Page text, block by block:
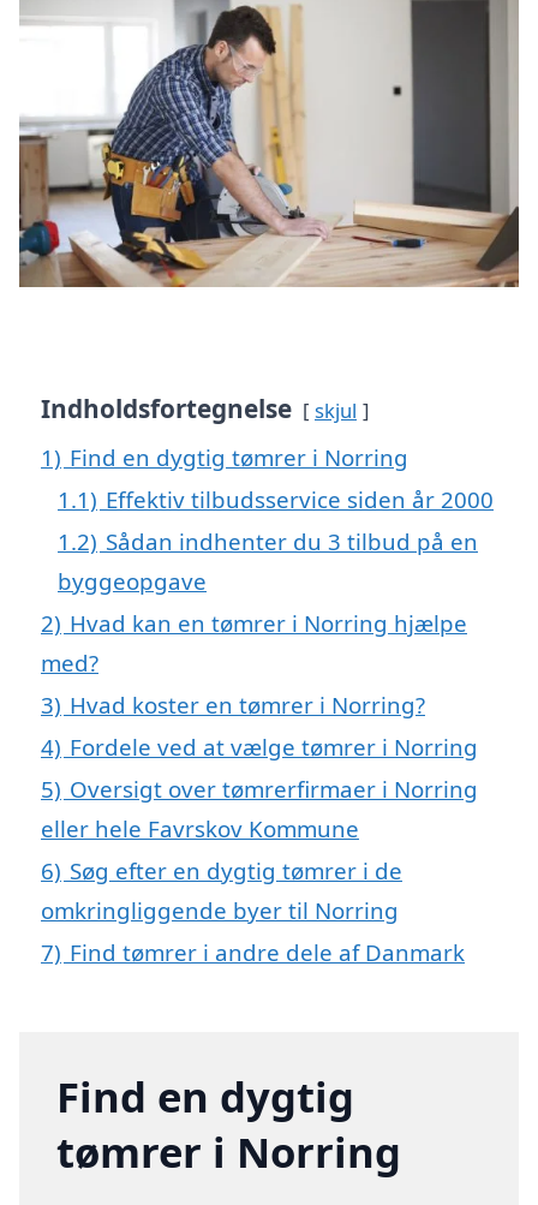
Indholdsfortegnelse skjul
1) Find en dygtig tømrer i Norring
1.1) Effektiv tilbudsservice siden år 2000
1.2) Sådan indhenter du 3 tilbud på en
byggeopgave
2) Hvad kan en tømrer i Norring hjælpe
med?
3) Hvad koster en tømrer i Norring?
4) Fordele ved at vælge tømrer i Norring
5) Oversigt over tømrerfirmaer i Norring
eller hele Favrskov Kommune
6) Søg efter en dygtig tømrer i de
omkringliggende byer til Norring
7) Find tømrer i andre dele af Danmark
Find en dygtig
tømrer i Norring